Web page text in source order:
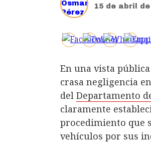
15 de abril de
En una vista
crasa negligencia
del Departamento
claramente
procedimiento que
vehículos por sus